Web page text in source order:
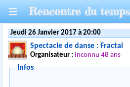
Rencontre du temps
Jeudi 26 Janvier 2017 à 20:00
Spectacle de danse : Fractal
Organisateur : Inconnu 48 ans
Infos